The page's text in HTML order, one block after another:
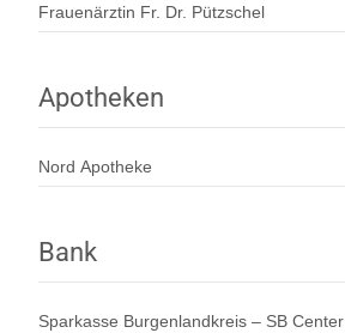
Frauenärztin Fr. Dr. Pützschel
Apotheken
Nord Apotheke
Bank
Sparkasse Burgenlandkreis – SB Center